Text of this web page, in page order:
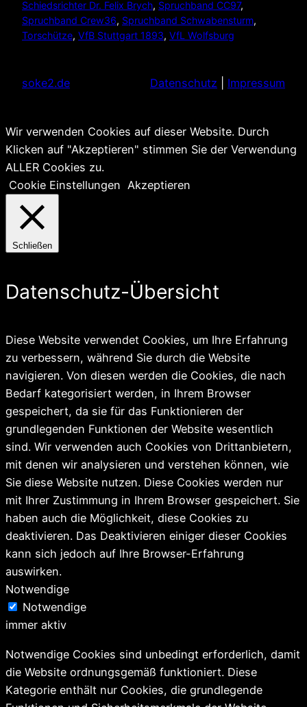
Schiedsrichter Dr. Felix Brych, Spruchband CC97
Spruchband Crew36, Spruchband Schwabensturm
Torschütze, VfB Stuttgart 1893, VfL Wolfsburg
soke2.de Datenschutz Impressum
Wir verwenden Cookies auf dieser Website. Durch
Klicken auf "Akzeptieren" stimmen Sie der Verwendung
ALLER Cookies zu.
Cookie Einstellungen Akzeptieren
Schließen
Datenschutz-Übersicht
Diese Website verwendet Cookies, um Ihre Erfahrung
zu verbessern, während Sie durch die Website
navigieren. Von diesen werden die Cookies, die nach
Bedarf kategorisiert werden, in Ihrem Browser
gespeichert, da sie für das Funktionieren der
grundlegenden Funktionen der Website wesentlich
sind. Wir verwenden auch Cookies von Drittanbietern,
mit denen wir analysieren und verstehen können, wie
Sie diese Website nutzen. Diese Cookies werden nur
mit Ihrer Zustimmung in Ihrem Browser gespeichert. Sie
haben auch die Möglichkeit, diese Cookies zu
deaktivieren. Das Deaktivieren einiger dieser Cookies
kann sich jedoch auf Ihre Browser-Erfahrung
auswirken.
Notwendige
Notwendige
immer aktiv
Notwendige Cookies sind unbedingt erforderlich, damit
die Website ordnungsgemäß funktioniert. Diese
Kategorie enthält nur Cookies, die grundlegende